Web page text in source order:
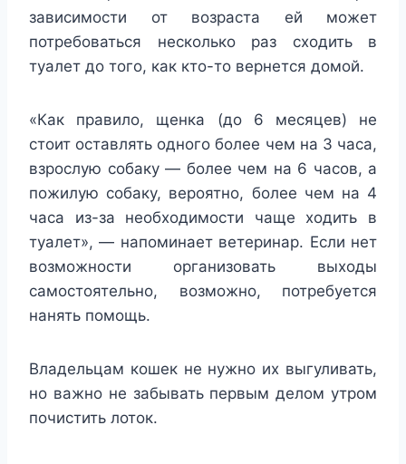
зависимости от возраста ей может
потребоваться несколько раз сходить в
туалет до того, как кто-то вернется домой.
«Как правило, щенка (до 6 месяцев) не
стоит оставлять одного более чем на 3 часа,
взрослую собаку — более чем на 6 часов, а
пожилую собаку, вероятно, более чем на 4
часа из-за необходимости чаще ходить в
туалет», — напоминает ветеринар. Если нет
возможности организовать выходы
самостоятельно, возможно, потребуется
нанять помощь.
Владельцам кошек не нужно их выгуливать,
но важно не забывать первым делом утром
почистить лоток.